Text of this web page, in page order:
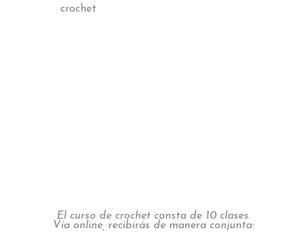
crochet
El curso de crochet consta de 10 clases.
Vía online, recibirás de manera conjunta: